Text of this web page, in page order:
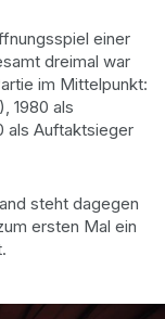
einer
dreimal war
im Mittelpunkt:
1980 als
als Auftaktsieger
steht dagegen
ersten Mal ein